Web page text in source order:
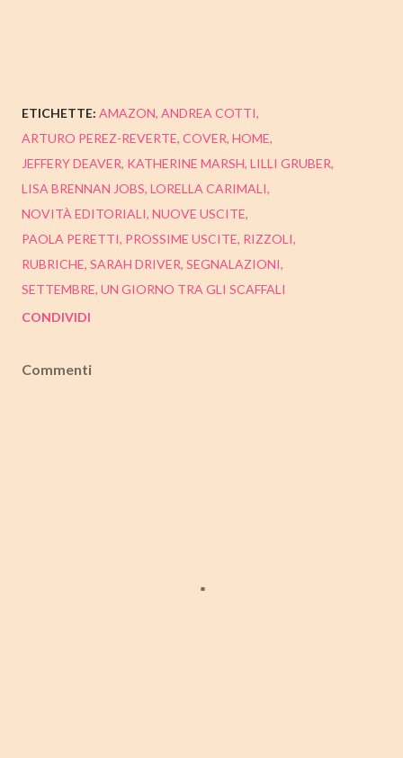
ETICHETTE: AMAZON ANDREA COTTI
ARTURO PEREZ-REVERTE COVER HOME
JEFFERY DEAVER KATHERINE MARSH LILLI GRUBER
LISA BRENNAN JOBS LORELLA CARIMALI
NOVITÀ EDITORIALI NUOVE USCITE
PAOLA PERETTI PROSSIME USCITE RIZZOLI
RUBRICHE SARAH DRIVER SEGNALAZIONI
SETTEMBRE UN GIORNO TRA GLI SCAFFALI
CONDIVIDI
Commenti